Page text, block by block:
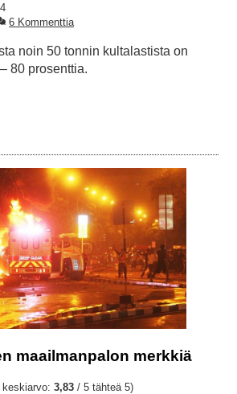
6 Kommenttia
noin 50 tonnin kultalastista on
80 prosenttia.
maailmanpalon merkkiä
3,83 / 5 tähteä 5)